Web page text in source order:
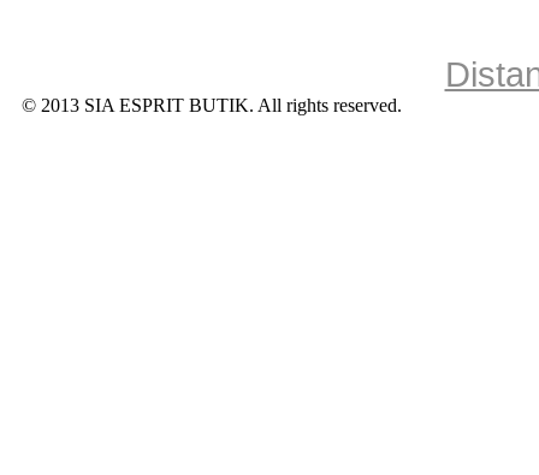
© 2013 SIA ESPRIT BUTIK. All rights reserved.